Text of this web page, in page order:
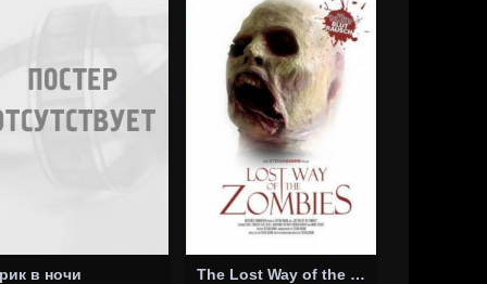
в ночи The Lost Way of the Zombies